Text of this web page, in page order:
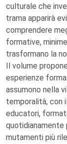
culturale che
trama apparirà
comprendere
formative,
trasformano la
Il volume
esperienze
assumono nella
temporalità, con
educatori,
quotidianamente
mutamenti più